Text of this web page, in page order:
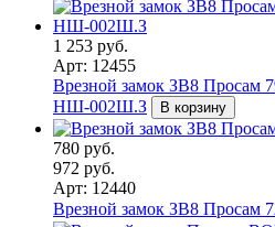
1 253 руб.
Арт: 12455
Врезной замок ЗВ8 Просам
НШ-002Ш.З
В корзину
780 руб.
972 руб.
Арт: 12440
Врезной замок ЗВ8 Просам